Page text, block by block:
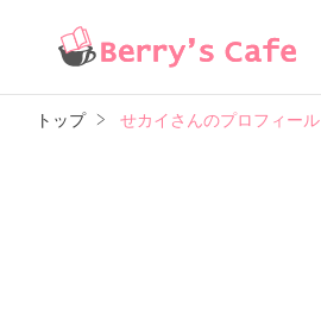
トップ せカイさんのプロフィール